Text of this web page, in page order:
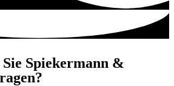
Spiekermann &